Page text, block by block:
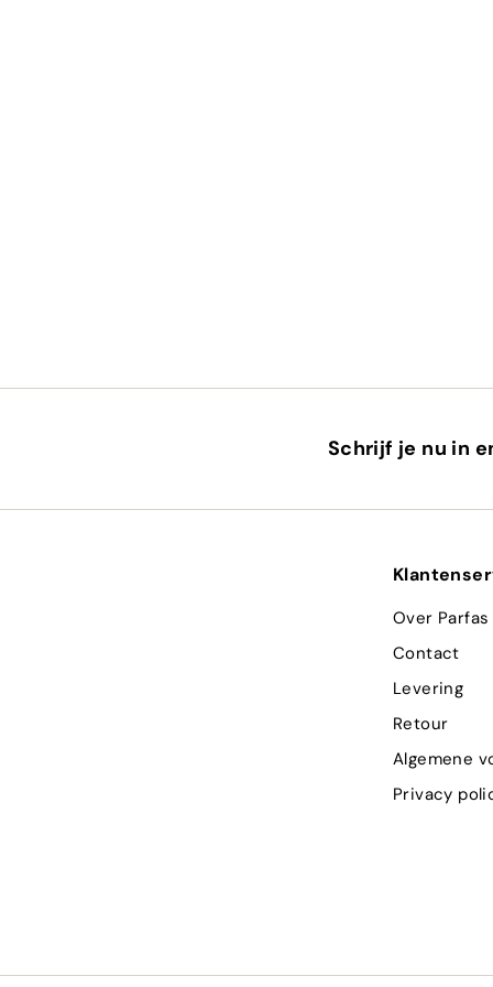
Schrijf je nu in
Over Parfas
Contact
Levering
Retour
Algemene
Privacy